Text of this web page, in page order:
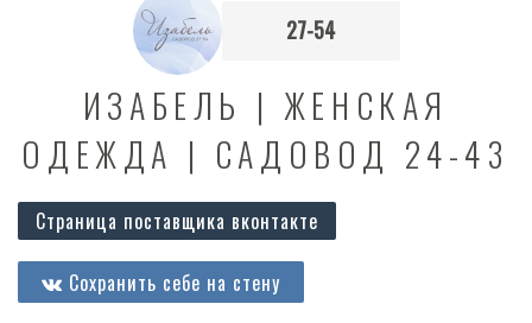
27-54
ИЗАБЕЛЬ | ЖЕНСКАЯ
ОДЕЖДА | САДОВОД 24-43
Страница поставщика вконтакте
Сохранить себе на стену